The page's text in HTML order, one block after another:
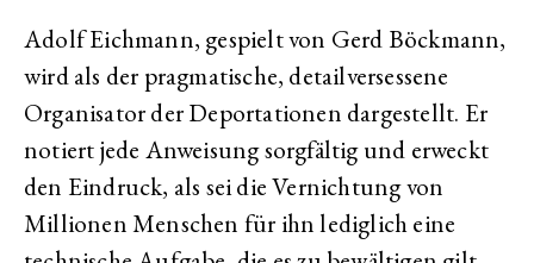
Adolf Eichmann, gespielt von Gerd Böckmann,
wird als der pragmatische, detailversessene
Organisator der Deportationen dargestellt. Er
notiert jede Anweisung sorgfältig und erweckt
den Eindruck, als sei die Vernichtung von
Millionen Menschen für ihn lediglich eine